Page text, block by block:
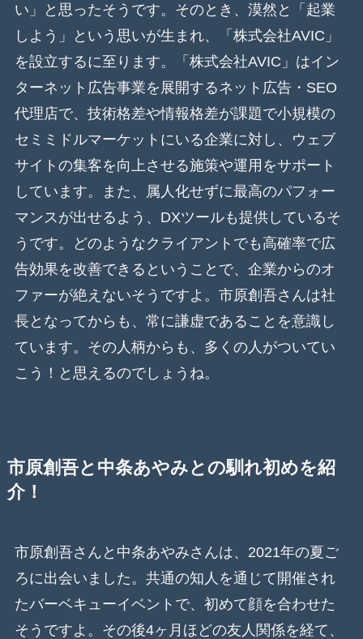
い」と思ったそうです。そのとき、漠然と「起業
しよう」という思いが生まれ、「株式会社AVIC」
を設立するに至ります。「株式会社AVIC」はイン
ターネット広告事業を展開するネット広告・SEO
代理店で、技術格差や情報格差が課題で小規模の
セミミドルマーケットにいる企業に対し、ウェブ
サイトの集客を向上させる施策や運用をサポート
しています。また、属人化せずに最高のパフォー
マンスが出せるよう、DXツールも提供しているそ
うです。どのようなクライアントでも高確率で広
告効果を改善できるということで、企業からのオ
ファーが絶えないそうですよ。市原創吾さんは社
長となってからも、常に謙虚であることを意識し
ています。その人柄からも、多くの人がついてい
こう！と思えるのでしょうね。
市原創吾と中条あやみとの馴れ初めを紹
介！
市原創吾さんと中条あやみさんは、2021年の夏ご
ろに出会いました。共通の知人を通じて開催され
たバーベキューイベントで、初めて顔を合わせた
そうですよ。その後4ヶ月ほどの友人関係を経て、